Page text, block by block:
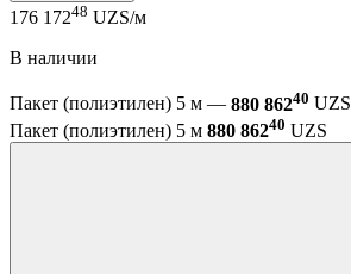
176 17248 UZS/м
В наличии
Пакет (полиэтилен) 5 м — 880 86240 UZS
Пакет (полиэтилен) 5 м 880 86240 UZS